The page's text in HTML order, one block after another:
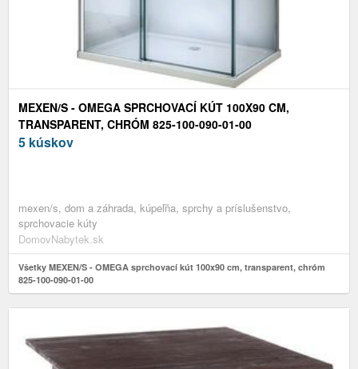
MEXEN/S - OMEGA SPRCHOVACÍ KÚT 100X90 CM,
TRANSPARENT, CHRÓM 825-100-090-01-00
5 kúskov
mexen/s, dom a záhrada, kúpeľňa, sprchy a príslušenstvo,
sprchovacie kúty
DomovNabytek.sk
Všetky MEXEN/S - OMEGA sprchovací kút 100x90 cm, transparent, chróm
825-100-090-01-00